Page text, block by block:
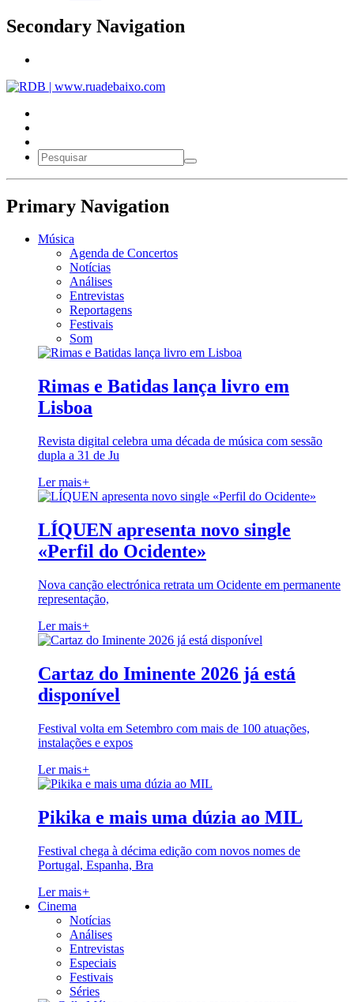
Secondary Navigation
Primary Navigation
Música
Agenda de Concertos
Notícias
Análises
Entrevistas
Reportagens
Festivais
Som
Rimas e Batidas lança livro em
Lisboa
Revista digital celebra uma década de música com sessão
dupla a 31 de Ju
Ler mais+
LÍQUEN apresenta novo single
«Perfil do Ocidente»
Nova canção electrónica retrata um Ocidente em permanente
representação,
Ler mais+
Cartaz do Iminente 2026 já está
disponível
Festival volta em Setembro com mais de 100 atuações,
instalações e expos
Ler mais+
Pikika e mais uma dúzia ao MIL
Festival chega à décima edição com novos nomes de
Portugal, Espanha, Bra
Ler mais+
Cinema
Notícias
Análises
Entrevistas
Especiais
Festivais
Séries